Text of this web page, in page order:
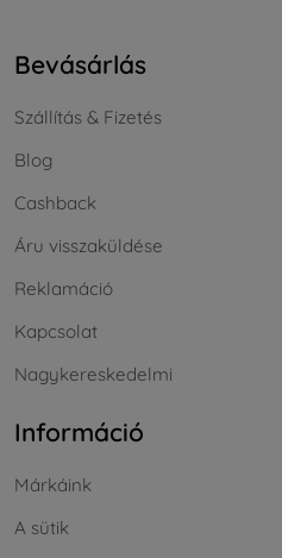
Bevásárlás
Szállítás & Fizetés
Blog
Cashback
Áru visszaküldése
Reklamáció
Kapcsolat
Nagykereskedelmi
Információ
Márkáink
A sütik